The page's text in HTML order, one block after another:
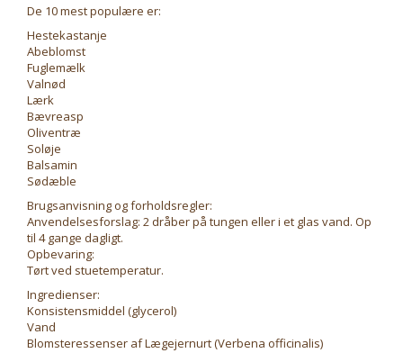
De 10 mest populære er:
Hestekastanje
Abeblomst
Fuglemælk
Valnød
Lærk
Bævreasp
Oliventræ
Soløje
Balsamin
Sødæble
Brugsanvisning og forholdsregler:
Anvendelsesforslag: 2 dråber på tungen eller i et glas vand. Op
til 4 gange dagligt.
Opbevaring:
Tørt ved stuetemperatur.
Ingredienser:
Konsistensmiddel (glycerol)
Vand
Blomsteressenser af Lægejernurt (Verbena officinalis)